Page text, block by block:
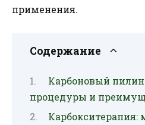
применения.
Содержание
Карбоновый
процедуры и
Карбокситерапия: